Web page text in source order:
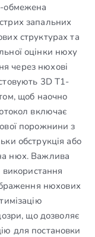
обмежена
запальних
структурах та
оцінки нюху
через нюхові
3D T1-
щоб наочно
включає
порожнини з
обструкція або
нюх. Важлива
використання
нюхових
що дозволяє
для постановки